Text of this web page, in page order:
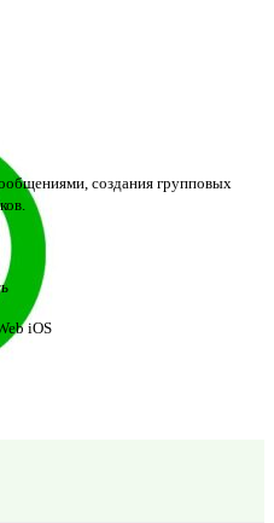
создания групповых
iOS